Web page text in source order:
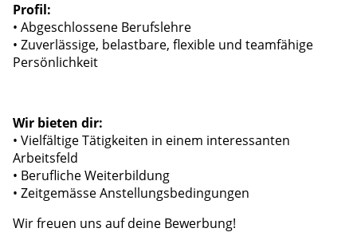
Profil:
• Abgeschlossene Berufslehre
• Zuverlässige, belastbare, flexible und teamfähige
Persönlichkeit
Wir bieten dir:
• Vielfältige Tätigkeiten in einem interessanten
Arbeitsfeld
• Berufliche Weiterbildung
• Zeitgemässe Anstellungsbedingungen
Wir freuen uns auf deine Bewerbung!